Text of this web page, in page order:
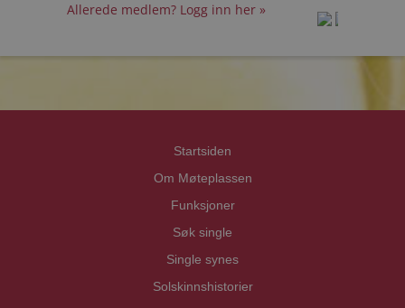
Allerede medlem? Logg inn her »
Startsiden
Om Møteplassen
Funksjoner
Søk single
Single synes
Solskinnshistorier